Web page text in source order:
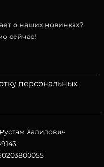
о наших новинках?
сейчас!
персональных
Халилович